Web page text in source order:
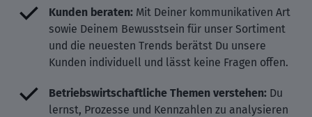
Kunden beraten: Mit Deiner kommunikativen Art
sowie Deinem Bewusstsein für unser Sortiment
und die neuesten Trends berätst Du unsere
Kunden individuell und lässt keine Fragen offen.
Betriebswirtschaftliche Themen verstehen: Du
lernst, Prozesse und Kennzahlen zu analysieren